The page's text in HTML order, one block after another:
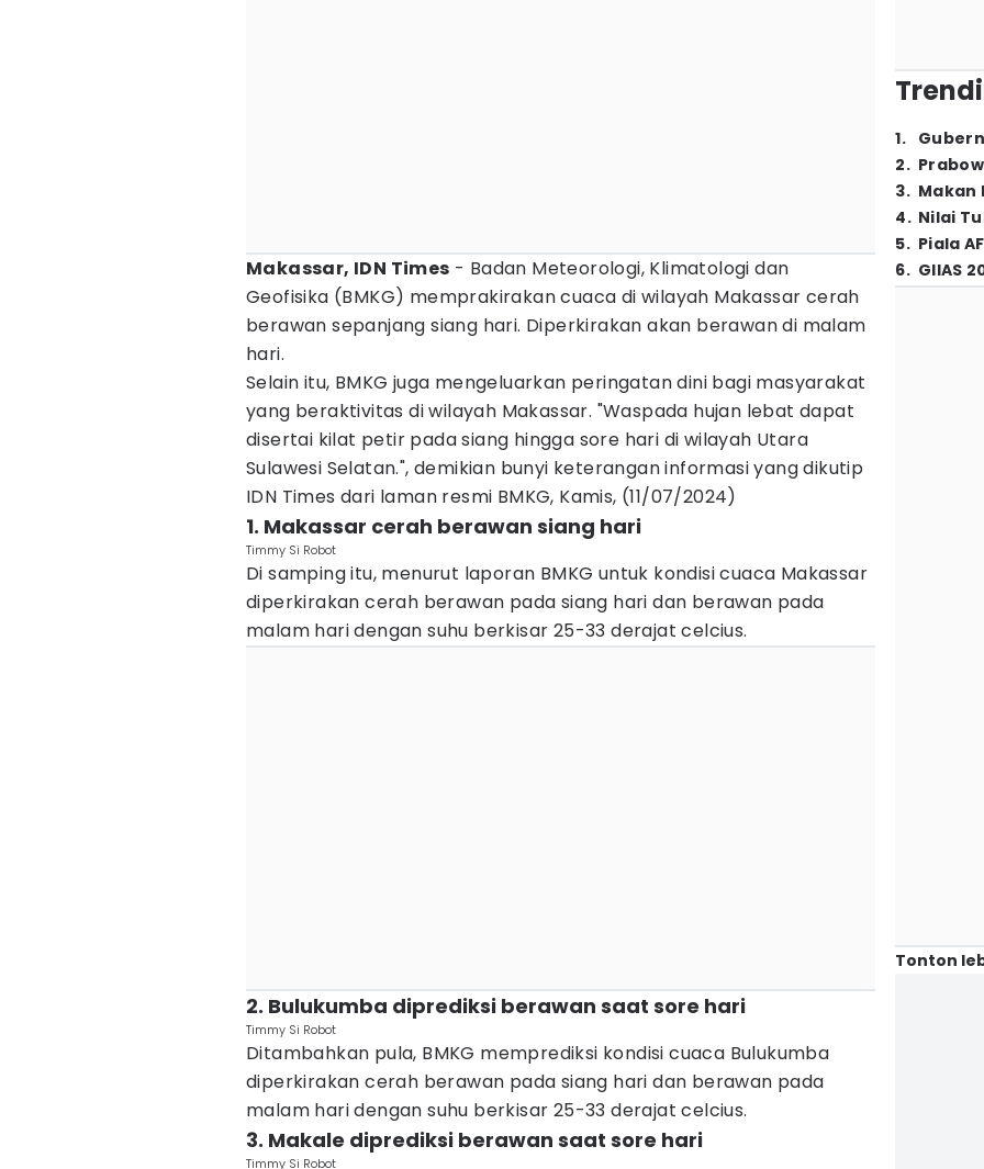
Makassar, IDN Times - Badan Meteorologi, Klimatologi dan
Geofisika (BMKG) memprakirakan cuaca di wilayah Makassar cerah
berawan sepanjang siang hari. Diperkirakan akan berawan di malam
hari.
Selain itu, BMKG juga mengeluarkan peringatan dini bagi masyarakat
yang beraktivitas di wilayah Makassar. "Waspada hujan lebat dapat
disertai kilat petir pada siang hingga sore hari di wilayah Utara
Sulawesi Selatan.", demikian bunyi keterangan informasi yang dikutip
IDN Times dari laman resmi BMKG, Kamis, (11/07/2024)
1. Makassar cerah berawan siang hari
Timmy Si Robot
Di samping itu, menurut laporan BMKG untuk kondisi cuaca Makassar
diperkirakan cerah berawan pada siang hari dan berawan pada
malam hari dengan suhu berkisar 25-33 derajat celcius.
2. Bulukumba diprediksi berawan saat sore hari
Timmy Si Robot
Ditambahkan pula, BMKG memprediksi kondisi cuaca Bulukumba
diperkirakan cerah berawan pada siang hari dan berawan pada
malam hari dengan suhu berkisar 25-33 derajat celcius.
3. Makale diprediksi berawan saat sore hari
Timmy Si Robot
1.
2.
3. Makan
4. Nilai
5. Piala
6. GIIAS
Tonton